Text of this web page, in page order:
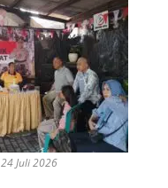
24 Juli 2026